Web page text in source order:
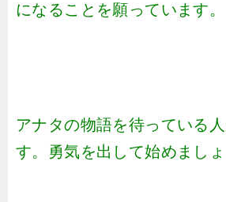
になることを願っています。
アナタの物語を待っている
す。勇気を出して始めましょ